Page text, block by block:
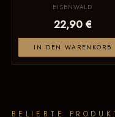
EISENWALD
22,90 €
IN DEN WARENKORB
BELIEBTE